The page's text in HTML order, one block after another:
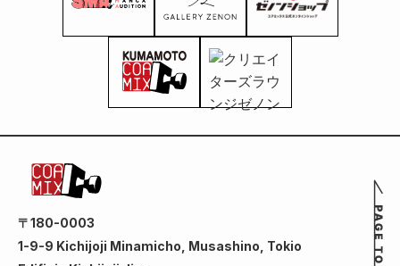
〒180-0003
1-9-9 Kichijoji Minamicho, Musashino, Tokio